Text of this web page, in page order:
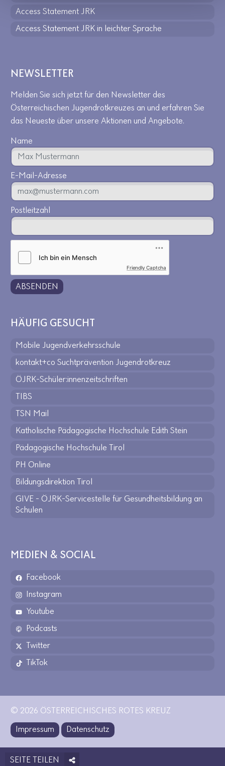
Access Statement JRK
Access Statement JRK in leichter Sprache
NEWSLETTER
Melden Sie sich jetzt für den Newsletter des
Österreichischen Jugendrotkreuzes an und erfahren Sie
das Neueste über unsere Aktionen und Angebote.
Name
E-Mail-Adresse
Postleitzahl
Friendly Captcha
ABSENDEN
HÄUFIG GESUCHT
Mobile Jugendverkehrsschule
kontakt+co Suchtprävention Jugendrotkreuz
ÖJRK-Schüler:innenzeitschriften
TIBS
TSN Mail
Katholische Pädagogische Hochschule Edith Stein
Pädagogische Hochschule Tirol
PH Online
Bildungsdirektion Tirol
GIVE - ÖJRK-Servicestelle für Gesundheitsbildung an
Schulen
MEDIEN & SOCIAL
Facebook
Instagram
Youtube
Podcasts
Twitter
TikTok
© 2026 ÖSTERREICHISCHES ROTES KREUZ
Impressum
Datenschutz
SEITE TEILEN